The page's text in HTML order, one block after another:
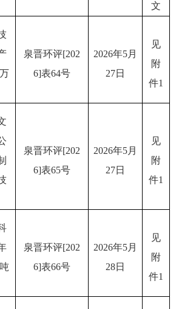
文
泉晋环评[202
6]表64号
2026年5月
27日
见
附
件1
泉晋环评[202
6]表65号
2026年5月
27日
见
附
件1
泉晋环评[202
6]表66号
2026年5月
28日
见
附
件1